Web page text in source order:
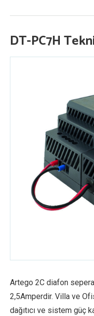
DT-PC7H
Artego 2C diafon
2,5Amperdir. Villa ve
dağıtıcı ve sistem güç